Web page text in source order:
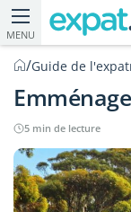
MENU
/Guide de
5 min de lecture